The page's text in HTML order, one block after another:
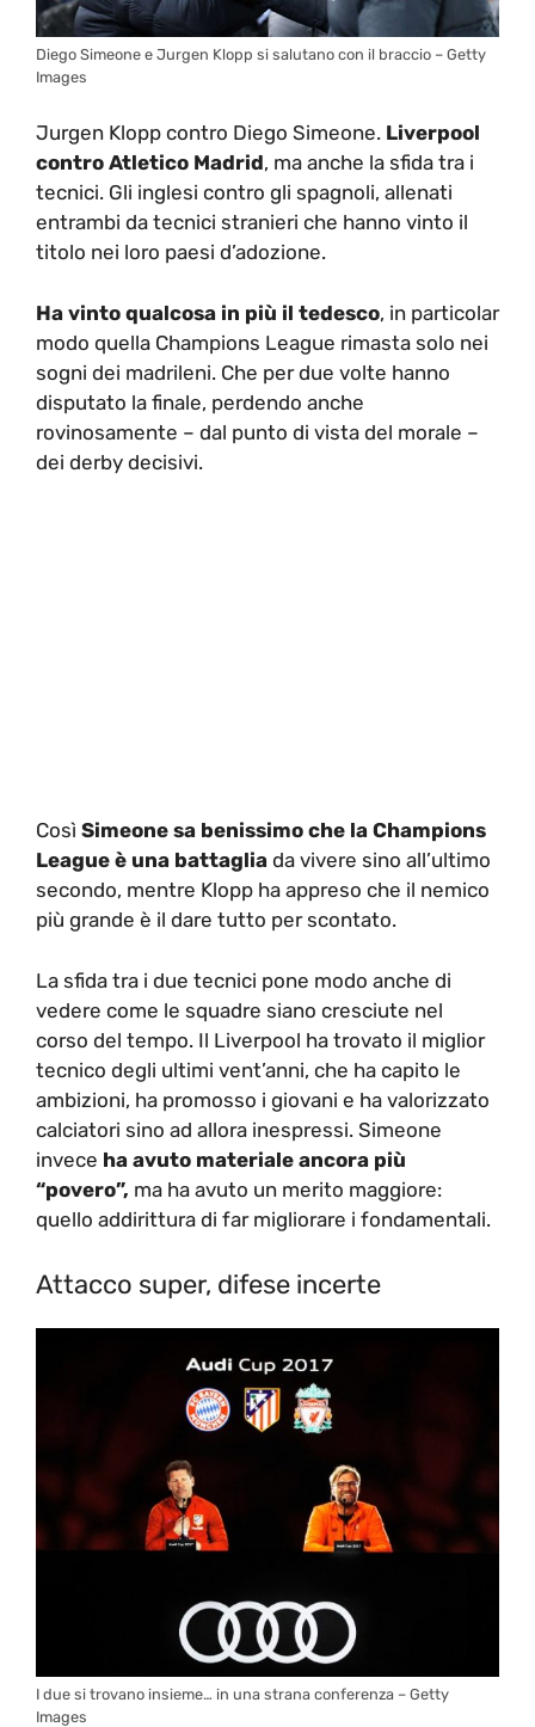
Diego Simeone e Jurgen Klopp si salutano con il braccio – Getty
Images
Jurgen Klopp contro Diego Simeone. Liverpool
contro Atletico Madrid, ma anche la sfida tra i
tecnici. Gli inglesi contro gli spagnoli, allenati
entrambi da tecnici stranieri che hanno vinto il
titolo nei loro paesi d’adozione.
Ha vinto qualcosa in più il tedesco, in particolar
modo quella Champions League rimasta solo nei
sogni dei madrileni. Che per due volte hanno
disputato la finale, perdendo anche
rovinosamente – dal punto di vista del morale –
dei derby decisivi.
Così Simeone sa benissimo che la Champions
League è una battaglia da vivere sino all’ultimo
secondo, mentre Klopp ha appreso che il nemico
più grande è il dare tutto per scontato.
La sfida tra i due tecnici pone modo anche di
vedere come le squadre siano cresciute nel
corso del tempo. Il Liverpool ha trovato il miglior
tecnico degli ultimi vent’anni, che ha capito le
ambizioni, ha promosso i giovani e ha valorizzato
calciatori sino ad allora inespressi. Simeone
invece ha avuto materiale ancora più
“povero”, ma ha avuto un merito maggiore:
quello addirittura di far migliorare i fondamentali.
Attacco super, difese incerte
I due si trovano insieme… in una strana conferenza – Getty
Images